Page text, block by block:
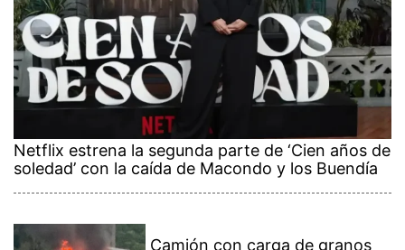
Netflix estrena la segunda parte de ‘Cien años de
soledad’ con la caída de Macondo y los Buendía
Camión con carga de granos